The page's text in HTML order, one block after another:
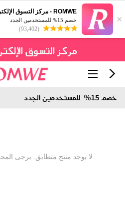
×
ROMWE - مركز التسوق الإلكتروني الخاص بك
خصم 15% للمستخدمين الجدد
(93,402)
لا يوجد منتج متطابق. يرجى